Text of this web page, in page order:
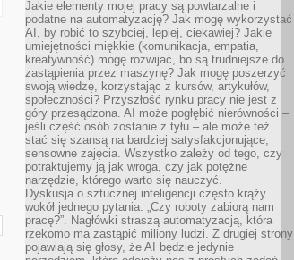
Jakie elementy mojej pracy są powtarzalne i
podatne na automatyzację? Jak mogę wykorzystać
AI, by robić to szybciej, lepiej, ciekawiej? Jakie
umiejętności miękkie (komunikacja, empatia,
kreatywność) mogę rozwijać, bo są trudniejsze do
zastąpienia przez maszynę? Jak mogę poszerzyć
swoją wiedzę, korzystając z kursów, artykułów,
społeczności? Przyszłość rynku pracy nie jest z
góry przesądzona. AI może pogłębić nierówności –
jeśli część osób zostanie z tyłu – ale może też
stać się szansą na bardziej satysfakcjonujące,
sensowne zajęcia. Wszystko zależy od tego, czy
potraktujemy ją jak wroga, czy jak potężne
narzędzie, którego warto się nauczyć.
Dyskusja o sztucznej inteligencji często krąży
wokół jednego pytania: „Czy roboty zabiorą nam
pracę?”. Nagłówki straszą automatyzacją, która
rzekomo ma zastąpić miliony ludzi. Z drugiej strony
pojawiają się głosy, że AI będzie jedynie